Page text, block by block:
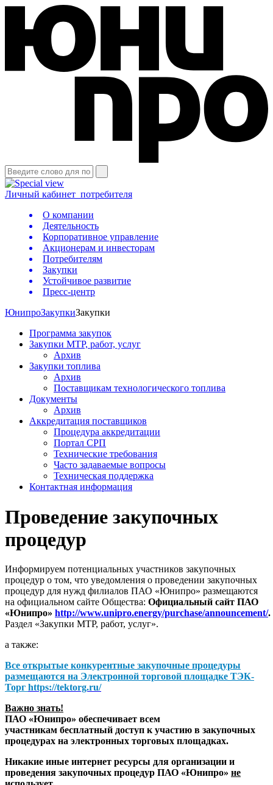
Личный кабинет потребителя
О компании
Деятельность
Корпоративное управление
Акционерам и инвесторам
Потребителям
Закупки
Устойчивое развитие
Пресс-центр
ЮнипроЗакупкиЗакупки
Программа закупок
Закупки МТР, работ, услуг
Архив
Закупки топлива
Архив
Поставщикам технологического топлива
Документы
Архив
Аккредитация поставщиков
Процедура аккредитации
Портал СРП
Технические требования
Часто задаваемые вопросы
Техническая поддержка
Контактная информация
Проведение закупочных
процедур
Информируем потенциальных участников закупочных
процедур о том, что уведомления о проведении закупочных
процедур для нужд филиалов ПАО «Юнипро» размещаются
на официальном сайте Общества: Официальный сайт ПАО
«Юнипро» http://www.unipro.energy/purchase/announcement/.
Раздел «Закупки МТР, работ, услуг».
а также:
Все открытые конкурентные закупочные процедуры
размещаются на Электронной торговой площадке ТЭК-
Торг https://tektorg.ru/
Важно знать!
ПАО «Юнипро» обеспечивает всем
участникам бесплатный доступ к участию в закупочных
процедурах на электронных торговых площадках.
Никакие иные интернет ресурсы для организации и
проведения закупочных процедур ПАО «Юнипро» не